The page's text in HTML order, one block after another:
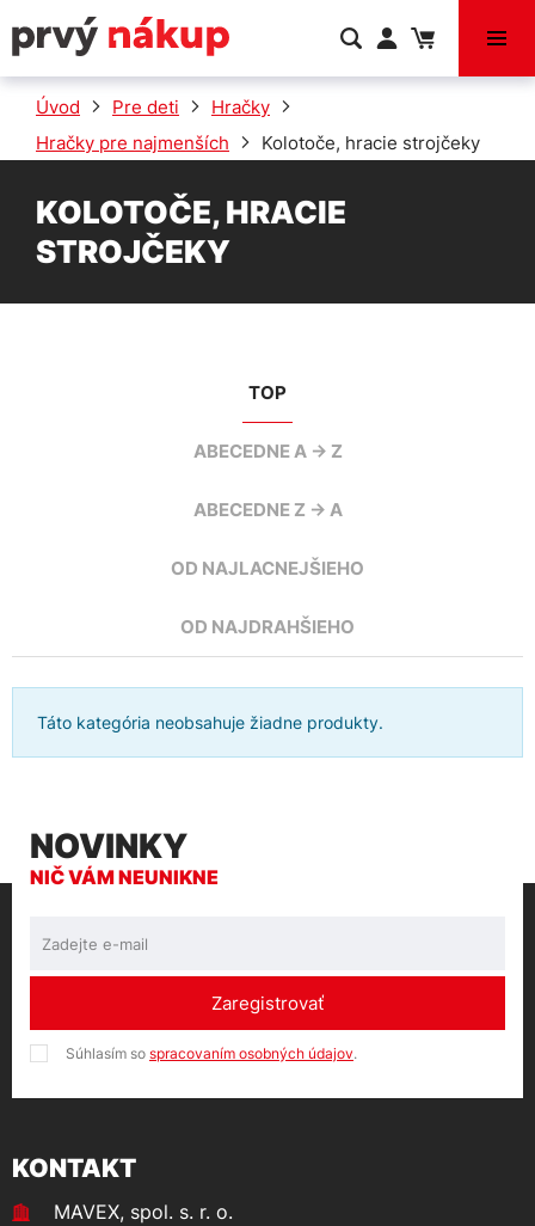
VÝPREDAJ
Úvod Pre deti
Hračky
Hračky pre najmenších
Kolotoče, hracie strojčeky
KOLOTOČE, HRACIE
STROJČEKY
TOP
ABECEDNE A -> Z
ABECEDNE Z -> A
OD NAJLACNEJŠIEHO
OD NAJDRAHŠIEHO
Táto kategória neobsahuje žiadne produkty.
NOVINKY
NIČ VÁM NEUNIKNE
Zaregistrovať
Súhlasím so spracovaním osobných údajov.
KONTAKT
MAVEX, spol. s. r. o.